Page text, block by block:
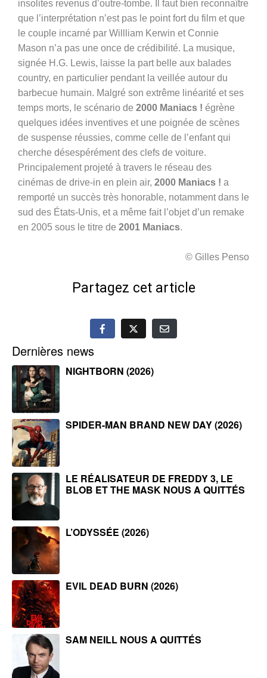
insolites revenus d’outre-tombe. Il faut bien reconnaître
que l’interprétation n’est pas le point fort du film et que
le couple incarné par Willliam Kerwin et Connie
Mason n’a pas une once de crédibilité. La musique,
signée H.G. Lewis, laisse la part belle aux balades
country, en particulier pendant la veillée autour du
barbecue humain. Malgré son extrême linéarité et ses
temps morts, le scénario de 2000 Maniacs ! égrène
quelques idées inventives et une poignée de scènes
de suspense réussies, comme celle de l’enfant qui
cherche désespérément des clefs de voiture.
Principalement projeté à travers le réseau des
cinémas de drive-in en plein air, 2000 Maniacs ! a
remporté un succès très honorable, notamment dans le
sud des États-Unis, et a même fait l’objet d’un remake
en 2005 sous le titre de 2001 Maniacs.
© Gilles Penso
Partagez cet article
Dernières news
NIGHTBORN (2026)
SPIDER-MAN BRAND NEW DAY (2026)
LE RÉALISATEUR DE FREDDY 3, LE
BLOB ET THE MASK NOUS A QUITTÉS
L’ODYSSÉE (2026)
EVIL DEAD BURN (2026)
SAM NEILL NOUS A QUITTÉS